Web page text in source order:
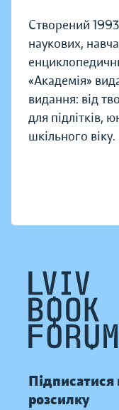
Створений 1993
наукових,
«Академія»
видання: від
для підлітків,
шкільного віку.
розсилку